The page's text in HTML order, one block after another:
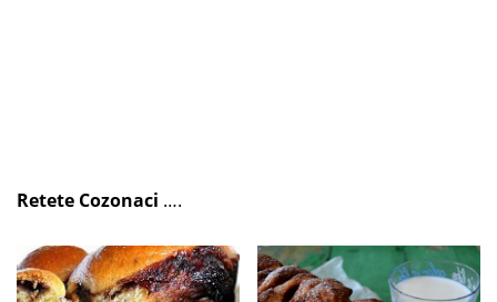
Retete Cozonaci ….